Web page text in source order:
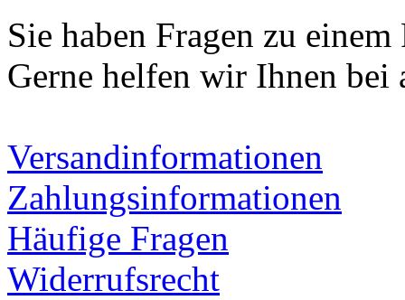
Sie haben Fragen zu
Gerne helfen wir Ihnen bei
Versandinformationen
Zahlungsinformationen
Häufige Fragen
Widerrufsrecht